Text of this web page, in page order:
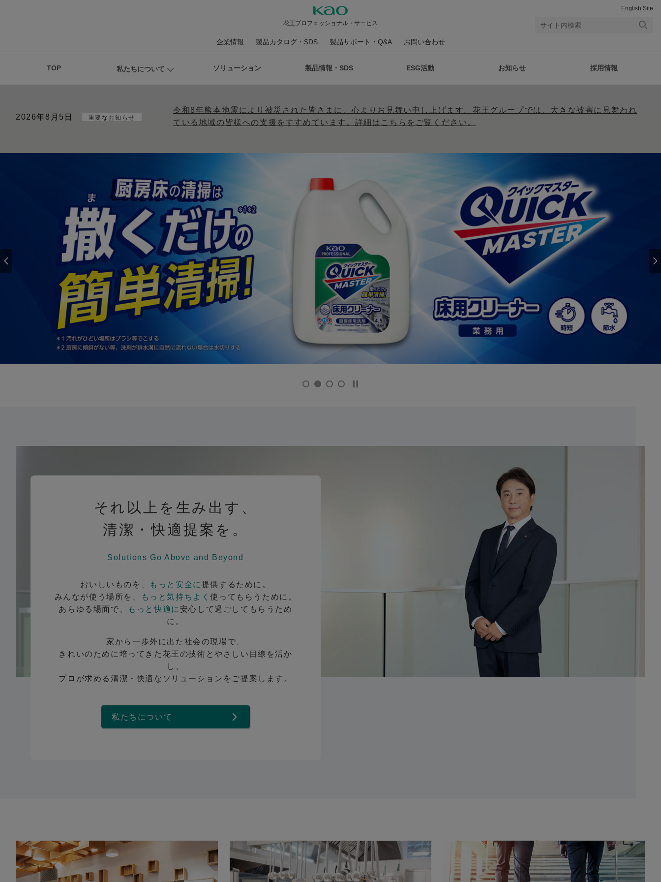
花王プロフェッショナル・サービス
English Site
する
企業情報 製品カタログ・SDS 製品サポート・Q&A お問い合わせ
TOP 私たちについて ソリューション 製品情報・SDS ESG活動 お知らせ 採用情報
2026年8月5日 重要なお知らせ
令和8年熊本地震により被災された皆さまに、心よりお見舞い申し上げます。花王グループでは、大きな被害に見舞われ
ている地域の皆様への支援をすすめています。詳細はこちらをご覧ください。
それ以上を生み出す、
清潔・快適提案を。
Solutions Go Above and Beyond
おいしいものを、 もっと安全に提供するために。
みんなが使う場所を、
もっと気持ちよく使ってもらうために。
あらゆる場面で、
もっと快適に安心して過ごしてもらうため
に。
家から一歩外に出た社会の現場で、
きれいのために培ってきた花王の技術とやさしい目線を活か
し、
プロが求める清潔・快適なソリューションをご提案します。
私たちについて